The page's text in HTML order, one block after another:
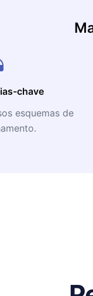
chave
esquemas de